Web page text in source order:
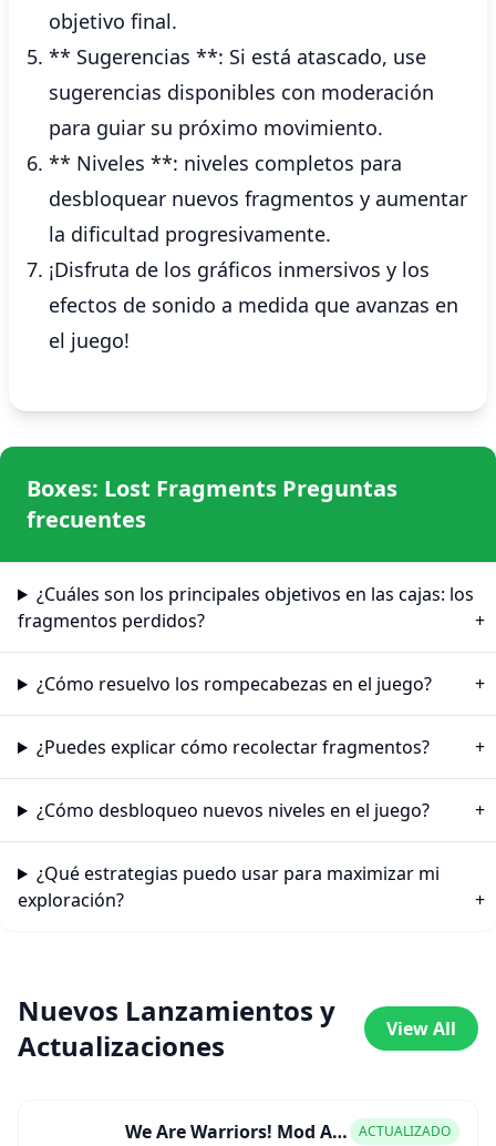
objetivo final.
** Sugerencias **: Si está atascado, use
sugerencias disponibles con moderación
para guiar su próximo movimiento.
** Niveles **: niveles completos para
desbloquear nuevos fragmentos y aumentar
la dificultad progresivamente.
¡Disfruta de los gráficos inmersivos y los
efectos de sonido a medida que avanzas en
el juego!
Boxes: Lost Fragments Preguntas
frecuentes
¿Cuáles son los principales objetivos en las cajas: los
fragmentos perdidos?
¿Cómo resuelvo los rompecabezas en el juego?
¿Puedes explicar cómo recolectar fragmentos?
¿Cómo desbloqueo nuevos niveles en el juego?
¿Qué estrategias puedo usar para maximizar mi
exploración?
Nuevos Lanzamientos y
Actualizaciones
View All
We Are Warriors! Mod APK ACTUALIZADO